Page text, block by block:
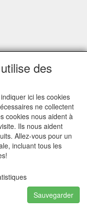
with an average
des
ici les cookies
ne collectent
cookies nous aident à
Ils nous aident
Allez-vous pour un
incluant tous les
Sauvegarder